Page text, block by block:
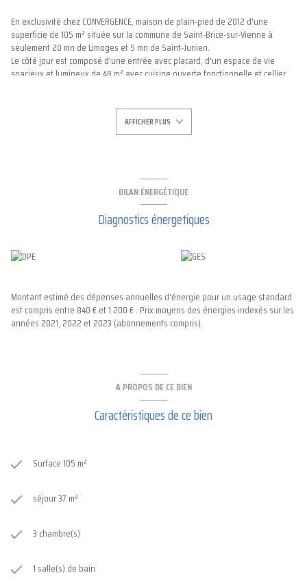
En exclusivité chez CONVERGENCE, maison de plain-pied de 2012 d'une
superficie de 105 m² située sur la commune de Saint-Brice-sur-Vienne à
seulement 20 mn de Limoges et 5 mn de Saint-Junien.
Le côté jour est composé d'une entrée avec placard, d'un espace de vie
spacieux et lumineux de 48 m² avec cuisine ouverte fonctionnelle et cellier
parentale de 17.40 m² avec dressing inclus, une salle de bains de 8.18 m²
avec douche et baignoire d'angle, un wc séparé.
Chauffage au sol par pompe à chaleur Air/eau, fenêtres double vitrage PVC,
idéal pour les moments de détente en famille ou entre amis.
Faible consomation énergétique. Aucun travaux à prévoir, déposez vos
AFFICHER PLUS
BILAN ÉNERGÉTIQUE
Diagnostics énergetiques
Montant estimé des dépenses annuelles d'énergie pour un usage standard
est compris entre 840 € et 1 200 € . Prix moyens des énergies indexés sur les
années 2021, 2022 et 2023 (abonnements compris).
A PROPOS DE CE BIEN
Caractéristiques de ce bien
Surface 105 m²
séjour 37 m²
3 chambre(s)
1 salle(s) de bain